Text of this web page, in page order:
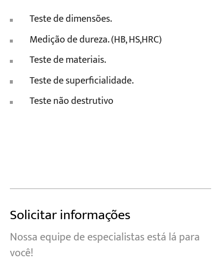
Teste de dimensões.
Medição de dureza. (HB, HS,HRC)
Teste de materiais.
Teste de superficialidade.
Teste não destrutivo
Solicitar informações
Nossa equipe de especialistas está lá para
você!